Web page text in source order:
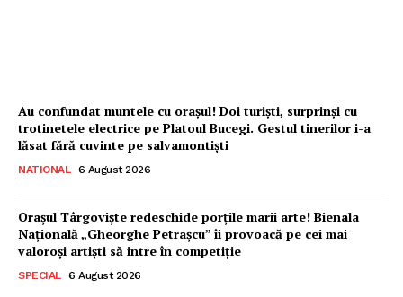
Au confundat muntele cu orașul! Doi turiști, surprinși cu
trotinetele electrice pe Platoul Bucegi. Gestul tinerilor i-a
lăsat fără cuvinte pe salvamontiști
NATIONAL 6 August 2026
Orașul Târgoviște redeschide porțile marii arte! Bienala
Națională „Gheorghe Petrașcu” îi provoacă pe cei mai
valoroși artiști să intre în competiție
SPECIAL 6 August 2026